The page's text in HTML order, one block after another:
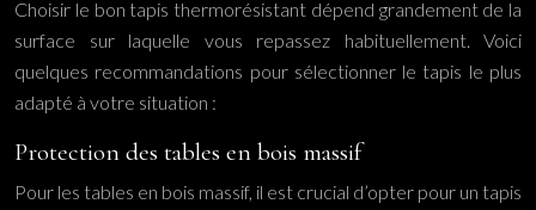
Choisir le bon tapis thermorésistant dépend grandement de la
surface sur laquelle vous repassez habituellement. Voici
quelques recommandations pour sélectionner le tapis le plus
adapté à votre situation :
Protection des tables en bois massif
Pour les tables en bois massif, il est crucial d’opter pour un tapis